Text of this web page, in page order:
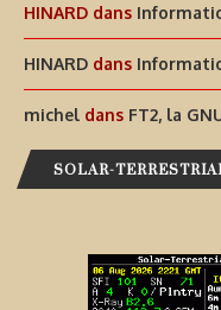
HINARD dans
HINARD dans
michel dans FT2, la
SOLAR-